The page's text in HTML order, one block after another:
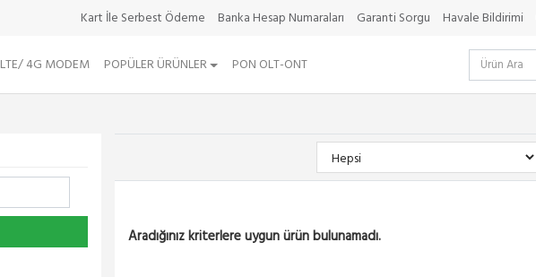
Kart İle Serbest Ödeme Banka Hesap Numaraları Garanti Sorgu Havale Bildirimi
LTE/ 4G MODEM POPÜLER ÜRÜNLER PON OLT-ONT
Aradığınız kriterlere uygun ürün bulunamadı.